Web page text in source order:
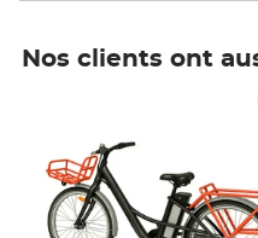
Nos clients ont